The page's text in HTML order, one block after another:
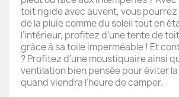
toit rigide avec auvent, vous
de la pluie comme du soleil tout en
l’intérieur, profitez d’une tente de
grâce à sa toile imperméable ! Et
? Profitez d’une moustiquaire ainsi
ventilation bien pensée pour éviter
quand viendra l’heure de camper.